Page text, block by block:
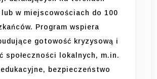
w miejscowościach do 100
Program wspiera
gotowość kryzysową i
społeczności lokalnych, m.in.
edukacyjne, bezpieczeństwo